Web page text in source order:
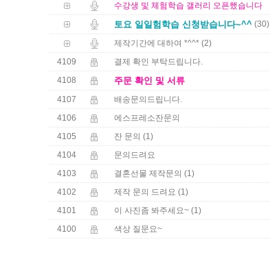
수강생 및 체험학습 갤러리 오픈했습니다
토요 일일험학습 신청받습니다~^^ (30)
제작기간에 대하여 *^^* (2)
4109
결제 확인 부탁드립니다.
4108
주문 확인 및 서류
4107
배송문의드립니다.
4106
에스프레소잔문의
4105
잔 문의 (1)
4104
문의드려요
4103
결혼선물 제작문의 (1)
4102
제작 문의 드려요 (1)
4101
이 사진좀 봐주세요~ (1)
4100
색상 질문요~